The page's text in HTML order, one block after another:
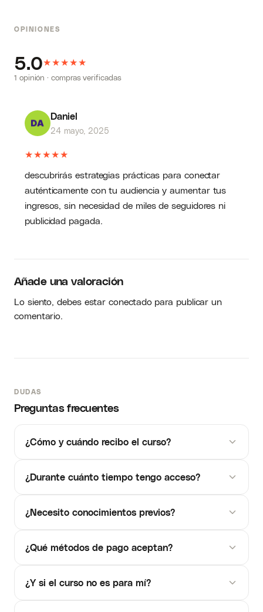
OPINIONES
5.0★★★★★
1 opinión · compras verificadas
Daniel
24 mayo, 2025
★★★★★
descubrirás estrategias prácticas para conectar
auténticamente con tu audiencia y aumentar tus
ingresos, sin necesidad de miles de seguidores ni
publicidad pagada.
Añade una valoración
Lo siento, debes estarconectadopara publicar un
comentario.
DUDAS
Preguntas frecuentes
¿Cómo y cuándo recibo el curso?
¿Durante cuánto tiempo tengo acceso?
¿Necesito conocimientos previos?
¿Qué métodos de pago aceptan?
¿Y si el curso no es para mí?